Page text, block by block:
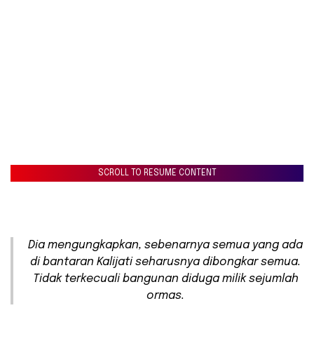
SCROLL TO RESUME CONTENT
Dia mengungkapkan, sebenarnya semua yang ada
di bantaran Kalijati seharusnya dibongkar semua.
Tidak terkecuali bangunan diduga milik sejumlah
ormas.